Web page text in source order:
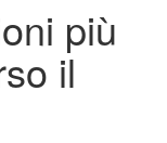
più
il